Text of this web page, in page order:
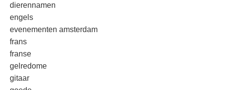
dierennamen
engels
evenementen amsterdam
frans
franse
gelredome
gitaar